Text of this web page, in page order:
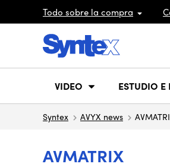
Todo sobre la compra
VIDEO ESTUDIO
Syntex AVYX news
AVMATRIX